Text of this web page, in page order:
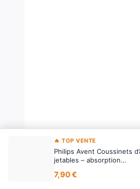
🔥 TOP VENTE
Philips Avent Coussinets
jetables – absorption…
7,90 €